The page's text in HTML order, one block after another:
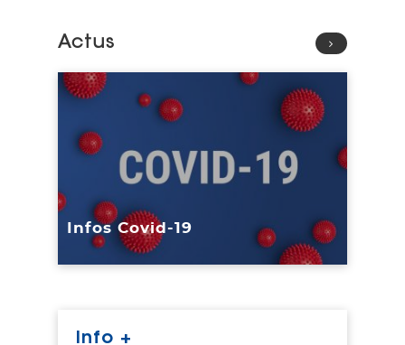
Actus
Infos Covid-19
Lire l'article
Info +